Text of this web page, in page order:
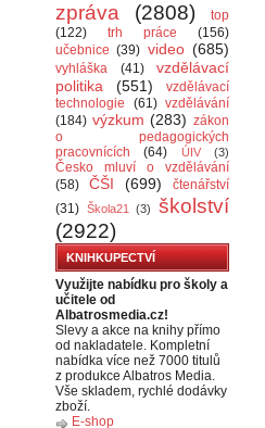
zpráva
(2808)
top
(122)
trh práce
(156)
učebnice (39) video (685)
vyhláška (41)
vzdělávací
politika
(551)
vzdělávací
technologie
(61) vzdělávání
(184) výzkum (283) zákon
o pedagogických
pracovnících
(64) ÚIV (3)
Česko mluví o vzdělávání
(58)
ČŠI (699)
čtenářství
(31) Škola21 (3)
školství
(2922)
KNIHKUPECTVÍ
Využijte nabídku pro školy a
učitele od
Albatrosmedia.cz!
Slevy a akce na knihy přímo
od nakladatele. Kompletní
nabídka více než 7000 titulů
z produkce Albatros Media.
Vše skladem, rychlé dodávky
zboží.
E-shop